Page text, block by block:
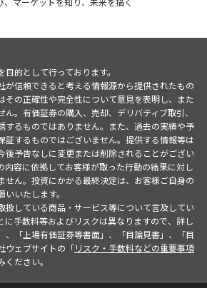
、マーケットを知り、未来を描く
的として行っております。
が信頼できると考える情報源から提供されたもの
その正確性や完全性について意見を表明し、また
。有価証券の購入、売却、デリバティブ取引、
するものではありません。また、過去の実績や予
証するものではございません。提供する情報等は
後予告なしに変更または削除されることがござい
内容に依拠してお客様が取った行動の結果に対し
せん。投資にかかる最終決定は、お客様ご自身の
いたします。
扱している商品・サービス等について言及してい
に手数料等およびリスクは異なりますので、詳し
、「上場有価証券等書面」、「目論見書」、「目
ウェブサイトの「リスク・手数料などの重要事項
ください。